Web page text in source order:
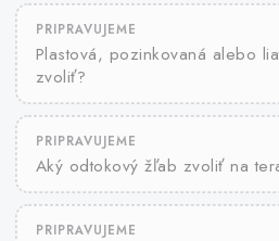
PRIPRAVUJEME
Plastová, pozinkovaná alebo
zvoliť?
PRIPRAVUJEME
Aký odtokový žľab zvoliť na
PRIPRAVUJEME